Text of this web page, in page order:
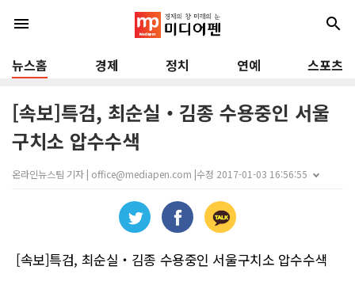
menu search
뉴스홈 경제 정치 연예 스포츠
[속보]특검, 최순실‧김종 수용중인 서울
구치소 압수수색
온라인뉴스팀 기자 | office@mediapen.com |수정 2017-01-03 16:56:55
[속보]특검, 최순실‧김종 수용중인 서울구치소 압수수색